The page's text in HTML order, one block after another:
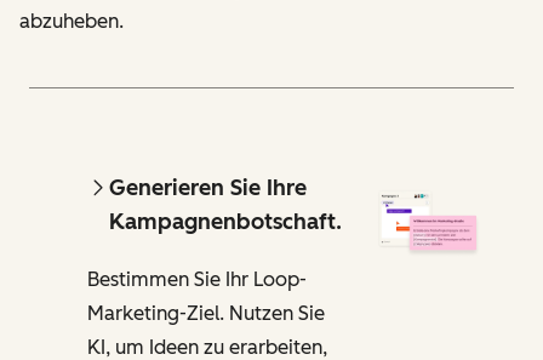
abzuheben.
Generieren Sie Ihre
Kampagnenbotschaft.
Bestimmen Sie Ihr Loop-
Marketing-Ziel. Nutzen Sie
KI, um Ideen zu erarbeiten,